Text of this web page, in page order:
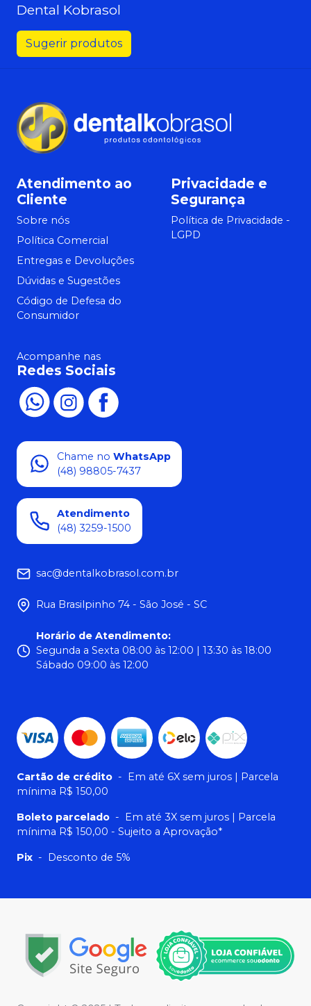
Dental Kobrasol
Sugerir produtos
Atendimento ao
Cliente
Sobre nós
Política Comercial
Entregas e Devoluções
Dúvidas e Sugestões
Código de Defesa do
Consumidor
Privacidade e
Segurança
Política de Privacidade -
LGPD
Acompanhe nas
Redes Sociais
Chame no WhatsApp
(48) 98805-7437
Atendimento
(48) 3259-1500
sac@dentalkobrasol.com.br
Rua Brasilpinho 74 - São José - SC
Horário de Atendimento:
Segunda a Sexta 08:00 às 12:00 | 13:30 às 18:00
Sábado 09:00 às 12:00
Cartão de crédito - Em até 6X sem juros | Parcela
mínima R$ 150,00
Boleto parcelado - Em até 3X sem juros | Parcela
mínima R$ 150,00 - Sujeito a Aprovação*
Pix - Desconto de 5%